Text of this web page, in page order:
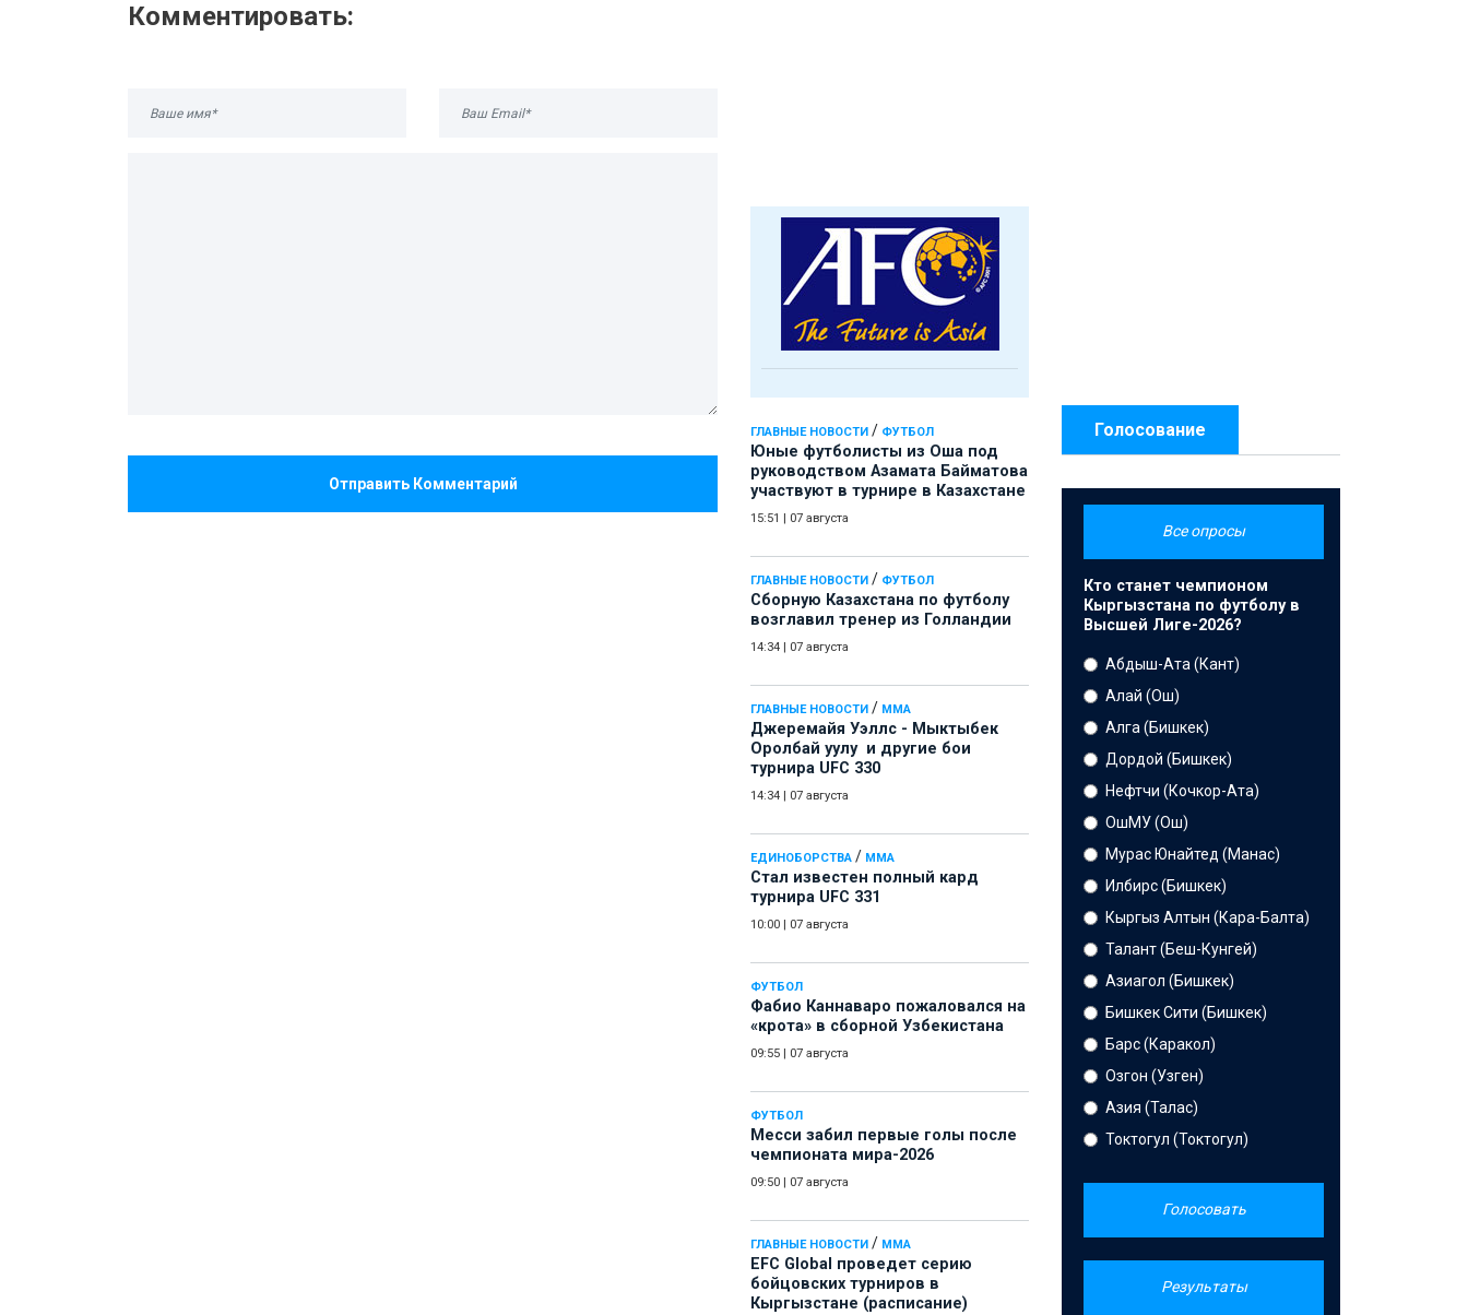
ГЛАВНЫЕ НОВОСТИ / ФУТБОЛ
Юные футболисты из Оша под
руководством Азамата Байматова
участвуют в турнире в Казахстане
15:51 07 августа
ГЛАВНЫЕ НОВОСТИ / ФУТБОЛ
Сборную Казахстана по футболу
возглавил тренер из Голландии
14:34 07 августа
ГЛАВНЫЕ НОВОСТИ / ММА
Джеремайя Уэллс - Мыктыбек
Оролбай уулу и другие бои
турнира UFC 330
14:34 07 августа
ЕДИНОБОРСТВА / ММА
Стал известен полный кард
турнира UFC 331
10:00 07 августа
ФУТБОЛ
Фабио Каннаваро пожаловался на
«крота» в сборной Узбекистана
09:55 07 августа
ФУТБОЛ
Месси забил первые голы после
чемпионата мира-2026
09:50 07 августа
ГЛАВНЫЕ НОВОСТИ / ММА
EFC Global проведет серию
бойцовских турниров в
Кыргызстане (расписание)
Комментировать:
Отправить Комментарий
Голосование
Все опросы
Кто станет чемпионом
Кыргызстана по футболу в
Высшей Лиге-2026?
Абдыш-Ата (Кант)
Алай (Ош)
Алга (Бишкек)
Дордой (Бишкек)
Нефтчи (Кочкор-Ата)
ОшМУ (Ош)
Мурас Юнайтед (Манас)
Илбирс (Бишкек)
Кыргыз Алтын (Кара-Балта)
Талант (Беш-Кунгей)
Азиагол (Бишкек)
Бишкек Сити (Бишкек)
Барс (Каракол)
Озгон (Узген)
Азия (Талас)
Токтогул (Токтогул)
Голосовать
Результаты